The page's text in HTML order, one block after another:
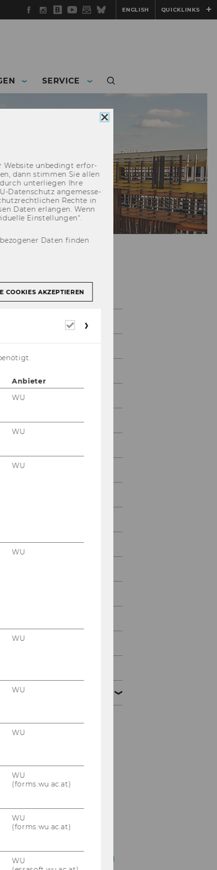
Facebook
Instagram
WU
Blog
YouTube
Newsletter
BlueskyENGLISH QUICKLINKS
SERVICE
Galerie
2023
2022
2020
2017
2013
2011
Tax Library Talk 12/2011
12/2011
IFA - Veranstaltung
OECD Delegation 11/2011
Cookie
Web­site un­be­dingt er­for­
dann stim­men Sie allen
un­ter­lie­gen Ihre
​Datenschutz an­ge­mes­se­
Rech­te in
Daten er­lan­gen. Wenn
Ein­stel­lun­gen“.
Daten finden
COOKIES AKZEPTIEREN
Erforderliche
Anbieter
WU
WU
WU
WU
WU
WU
WU
WU
(forms.wu.ac.at)
WU
(forms.wu.ac.at)
WU